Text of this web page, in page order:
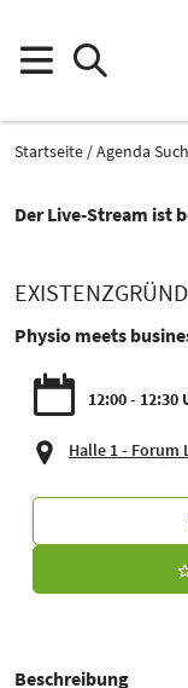
Startseite
Agenda
Der Live-Stream ist
Physio meets
12:00 - 12:30
Halle 1 - Forum
Beschreibung